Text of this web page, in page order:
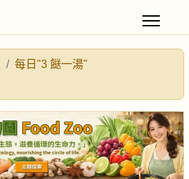
每日"3 餸一湯"